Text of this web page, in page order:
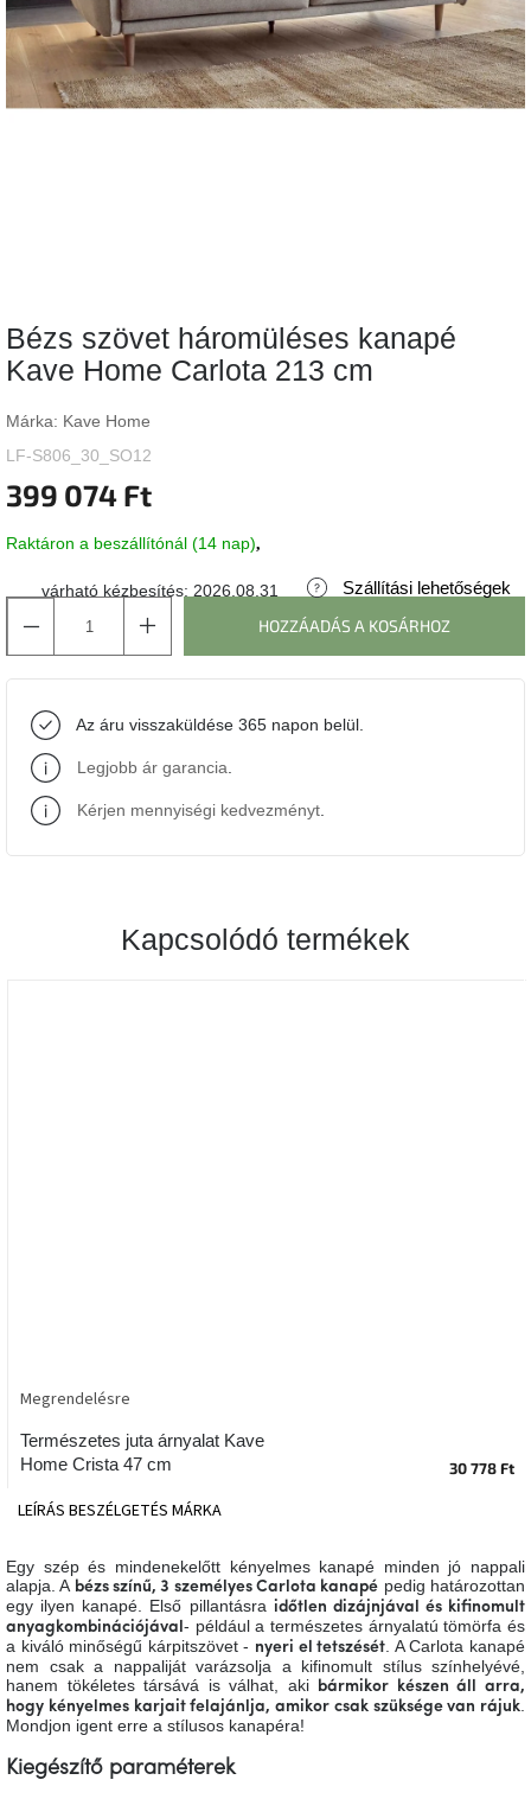
Vizsgálati
kategória
Designos
gyűjtemény
Home
gyűjtemény
Richmond
gyűjtemény
line
Tenzo
Ame
Yens
Szezonális
Belső
tavaszi
színekben
Tavasz
A
tűz
mellett
ülve
Színes
tér
Bézs szövet háromüléses kanapé
Kave Home Carlota 213 cm
Márka: Kave Home
LF-S806_30_SO12
399 074 Ft
Raktáron a beszállítónál (14 nap)
várható kézbesítés: 2026.08.31
Szállítási lehetőségek
HOZZÁADÁS A KOSÁRHOZ
Az áru visszaküldése 365 napon belül.
Legjobb ár garancia
Kérjen mennyiségi kedvezményt
Kapcsolódó termékek
Természetes juta árnyalat Kave
Home Crista 47 cm
Megrendelésre
30 778 Ft
LEÍRÁS BESZÉLGETÉS MÁRKA
Egy szép és mindenekelőtt kényelmes kanapé minden jó nappali
alapja. A bézs színű, 3 személyes Carlota kanapé pedig határozottan
egy ilyen kanapé. Első pillantásra időtlen dizájnjával és kifinomult
anyagkombinációjával - például a természetes árnyalatú tömörfa és
a kiváló minőségű kárpitszövet - nyeri el tetszését . A Carlota kanapé
nem csak a nappaliját varázsolja a kifinomult stílus színhelyévé,
hanem tökéletes társává is válhat, aki bármikor készen áll arra,
hogy kényelmes karjait felajánlja, amikor csak szüksége van rájuk
Mondjon igent erre a stílusos kanapéra!
Kiegészítő paraméterek